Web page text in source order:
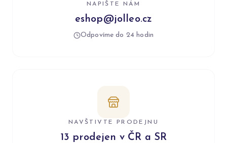
NAPIŠTE NÁM
eshop@jolleo.cz
Odpovíme do 24 hodin
NAVŠTIVTE PRODEJNU
13 prodejen v ČR a SR